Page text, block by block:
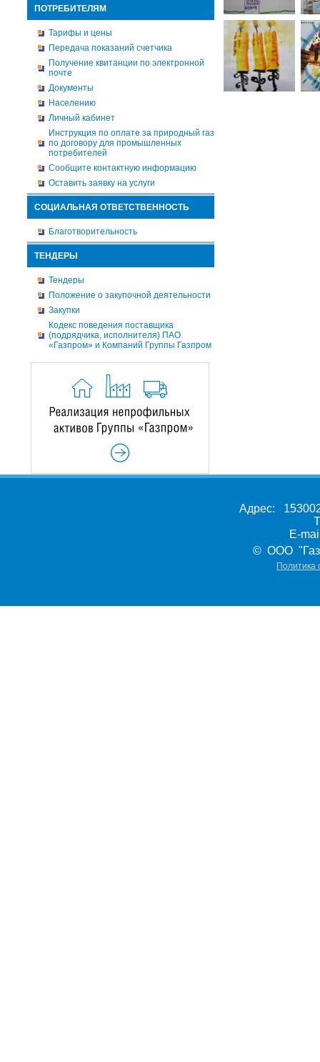
ПОТРЕБИТЕЛЯМ
Тарифы и цены
Передача показаний счетчика
Получение квитанции по электронной
почте
Документы
Населению
Личный кабинет
Инструкция по оплате за природный газ
по договору для промышленных
потребителей
Сообщите контактную информацию
Оставить заявку на услуги
СОЦИАЛЬНАЯ ОТВЕТСТВЕННОСТЬ
Благотворительность
ТЕНДЕРЫ
Тендеры
Положение о закупочной деятельности
Закупки
Кодекс поведения поставщика
(подрядчика, исполнителя) ПАО
«Газпром» и Компаний Группы Газпром
Адрес:
E-
© ООО
Политика